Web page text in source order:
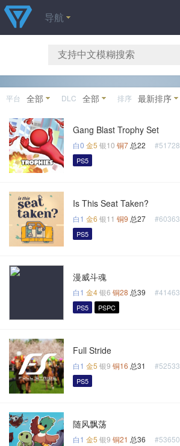
导航
平台 全部 DLC 全部 排序 最新排序
Gang Blast Trophy Set
白0 金5 银10 铜7 总22 #51728
PS5
Is This Seat Taken?
白1 金6 银11 铜9 总27 #60363
PS5
漫威斗魂
白1 金4银6 铜28 总39 #41463
PS5 PSPC
Full Stride
白1 金5 银9 铜16 总31 #52533
PS5
随风飘荡
白1 金5 银9 铜21 总36 #53650